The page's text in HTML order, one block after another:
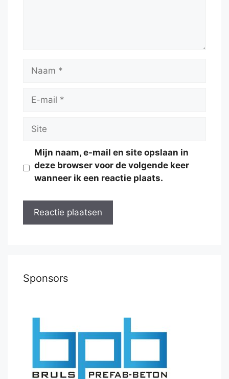
Naam
Site
Mijn naam, e-mail en site opslaan in
deze browser voor de volgende keer
wanneer ik een reactie plaats.
Sponsors